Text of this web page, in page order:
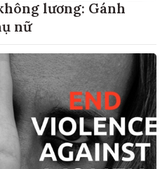
lương: Gánh
nữ